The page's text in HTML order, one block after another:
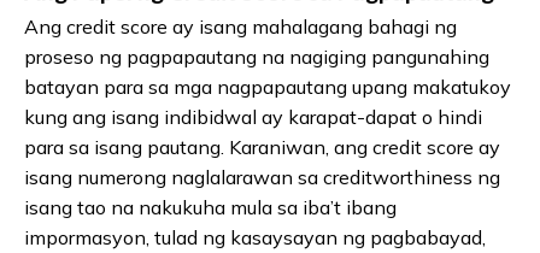
Ang credit score ay isang mahalagang bahagi ng
proseso ng pagpapautang na nagiging pangunahing
batayan para sa mga nagpapautang upang makatukoy
kung ang isang indibidwal ay karapat-dapat o hindi
para sa isang pautang. Karaniwan, ang credit score ay
isang numerong naglalarawan sa creditworthiness ng
isang tao na nakukuha mula sa iba’t ibang
impormasyon, tulad ng kasaysayan ng pagbabayad,